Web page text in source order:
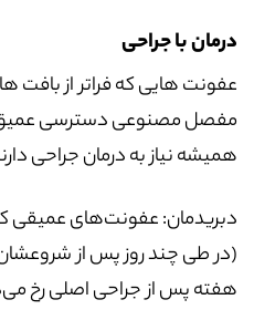
درمان با جراحی
عفونت هایی که فراتر از
مفصل مصنوعی دسترسی عمیق
همیشه نیاز به درمان جراحی
دبریدمان: عفونت‌های
(در طی چند روز پس از
هفته پس از جراحی اصلی رخ